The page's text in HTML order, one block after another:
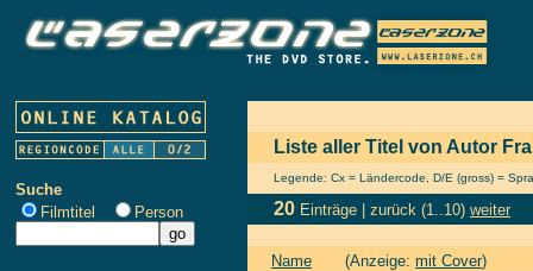
Suche
Filmtitel
Person
Liste aller Titel von Autor
Legende: Cx = Ländercode, D/E (gross) =
20 Einträge | zurück (1..10) weiter
Name (Anzeige: mit Cover)